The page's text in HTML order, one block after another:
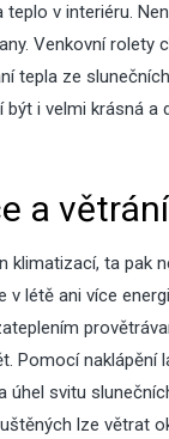
teplo v interiéru.
Venkovní rolety
tepla ze
být i velmi krásná a
a větrání
klimatizací, ta pak
v létě ani více
Pomocí naklápění
úhel svitu
lze větrat